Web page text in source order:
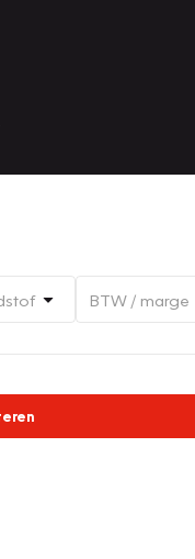
BTW / marge